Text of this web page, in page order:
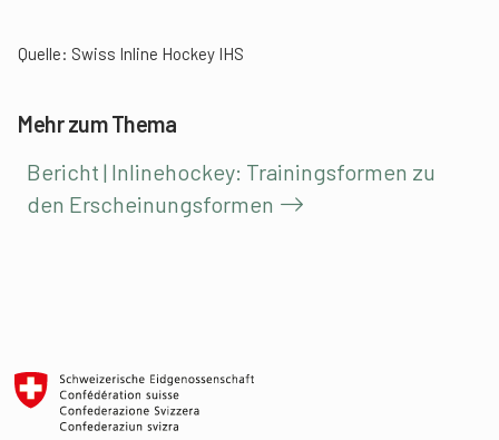
Quelle: Swiss Inline Hockey IHS
Mehr zum Thema
Bericht | Inlinehockey: Trainingsformen zu
den Erscheinungsformen